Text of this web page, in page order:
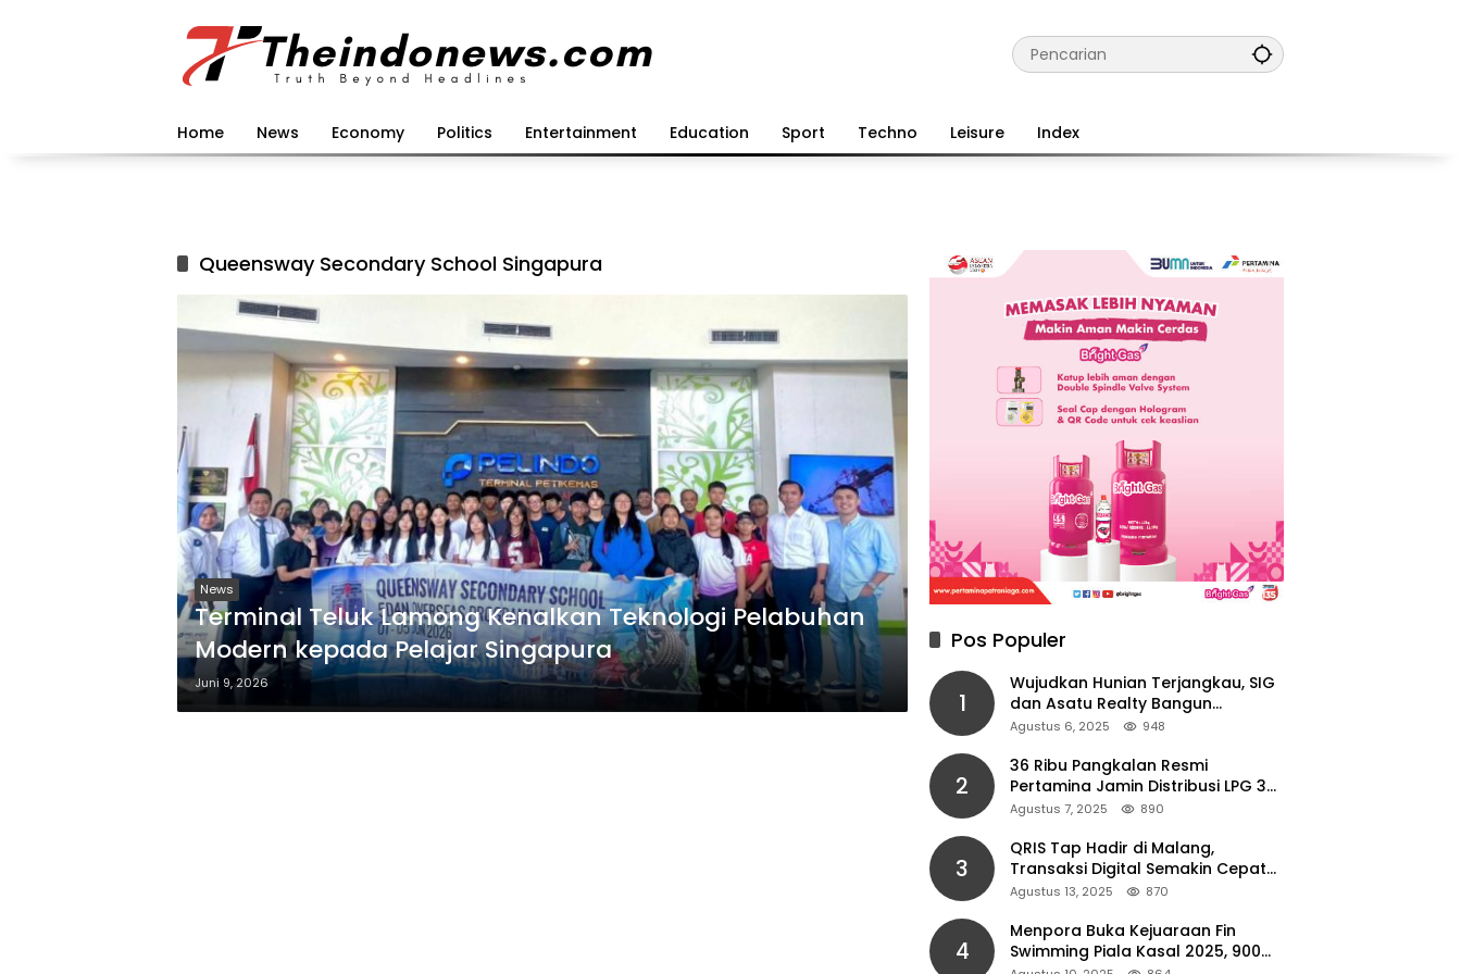
Home News Economy Politics Entertainment Education Sport Techno Leisure Index
Queensway Secondary School Singapura
News
Terminal Teluk Lamong Kenalkan Teknologi Pelabuhan
Modern kepada Pelajar Singapura
Juni 9, 2026
Pos Populer
1
Wujudkan Hunian Terjangkau, SIG
dan Asatu Realty Bangun
Perumahan di Cianjur
Agustus 6, 2025 948
2
36 Ribu Pangkalan Resmi
Pertamina Jamin Distribusi LPG 3
Kg Aman di Jawa Timur
Agustus 7, 2025 890
3
QRIS Tap Hadir di Malang,
Transaksi Digital Semakin Cepat
dan Mudah dengan Teknologi NFC
Agustus 13, 2025 870
4
Menpora Buka Kejuaraan Fin
Swimming Piala Kasal 2025, 900